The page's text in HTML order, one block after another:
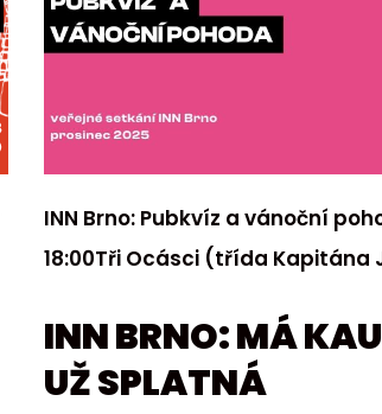
INN Brno: Pubkvíz a vánoční
18:00Tři Ocásci (třída Kapitána
INN BRNO: MÁ
UŽ SPLATNÁ